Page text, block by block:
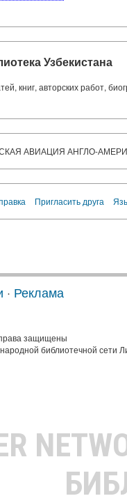
Узбекистана
книг, авторских работ,
АВИАЦИЯ АНГЛО-
Пригласить друга
· Реклама
защищены
библиотечной сети